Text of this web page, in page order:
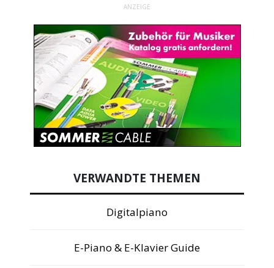
ANZEIGE
VERWANDTE THEMEN
Digitalpiano
E-Piano & E-Klavier Guide